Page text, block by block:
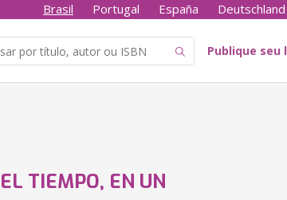
Brasil Portugal España Deutschland
Publique seu
TIEMPO, EN UN